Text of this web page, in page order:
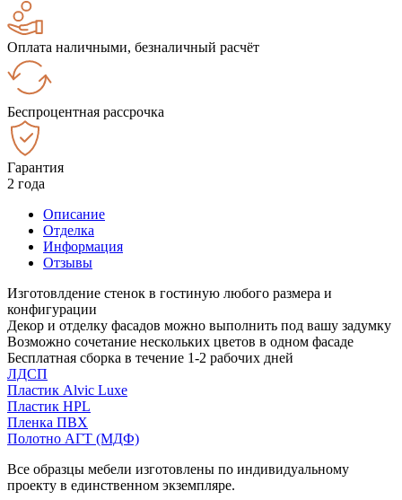
Оплата наличными, безналичный расчёт
Беспроцентная рассрочка
Гарантия
2 года
Описание
Отделка
Информация
Отзывы
Изготовлдение стенок в гостиную любого размера и
конфигурации
Декор и отделку фасадов можно выполнить под вашу задумку
Возможно сочетание нескольких цветов в одном фасаде
Бесплатная сборка в течение 1-2 рабочих дней
ЛДСП
Пластик Alvic Luxe
Пластик HPL
Пленка ПВХ
Полотно АГТ (МДФ)
Все образцы мебели изготовлены по индивидуальному
проекту в единственном экземпляре.